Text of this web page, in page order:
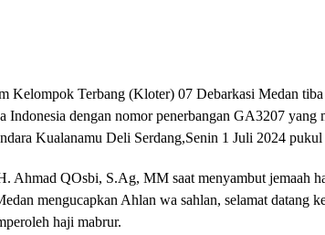
Kelompok Terbang (Kloter) 07 Debarkasi Medan
Indonesia dengan nomor penerbangan GA3207 yang
Kualanamu Deli Serdang,Senin 1 Juli 2024 pukul
Ahmad QOsbi, S.Ag, MM saat menyambut jemaah
mengucapkan Ahlan wa sahlan, selamat datang
haji mabrur.